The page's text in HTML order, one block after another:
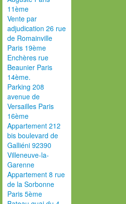
11ème
Vente par
adjudication 26 rue
de Romainville
Paris 19ème
Enchères rue
Beaunier Paris
14ème.
Parking 208
avenue de
Versailles Paris
16ème
Appartement 212
bis boulevard de
Galliéni 92390
Villeneuve-la-
Garenne
Appartement 8 rue
de la Sorbonne
Paris 5ème